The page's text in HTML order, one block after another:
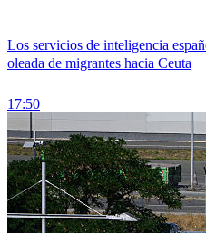
Los servicios de inteligencia
oleada de migrantes hacia Ceuta
17:50